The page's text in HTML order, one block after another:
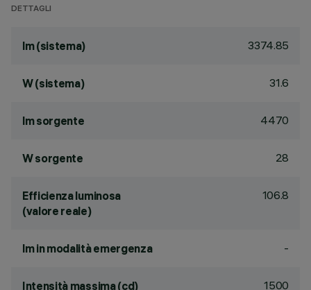
DETTAGLI
lm (sistema) 3374.85
W (sistema) 31.6
lm sorgente 4470
W sorgente 28
Efficienza luminosa
(valore reale)
106.8
lm in modalità emergenza -
Intensità massima (cd) 1500